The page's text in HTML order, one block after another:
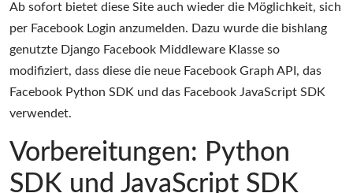
mit
Graph
API
Ab sofort bietet diese Site auch wieder die Möglichkeit, sich
per Facebook Login anzumelden. Dazu wurde die bishlang
genutzte Django Facebook Middleware Klasse so
modifiziert, dass diese die neue Facebook Graph API, das
Facebook Python SDK und das Facebook JavaScript SDK
verwendet.
Vorbereitungen: Python
SDK und JavaScript SDK